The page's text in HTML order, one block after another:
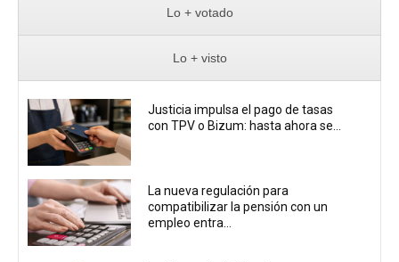
Lo + votado
Lo + visto
Justicia impulsa el pago de tasas
con TPV o Bizum: hasta ahora se...
La nueva regulación para
compatibilizar la pensión con un
empleo entra...